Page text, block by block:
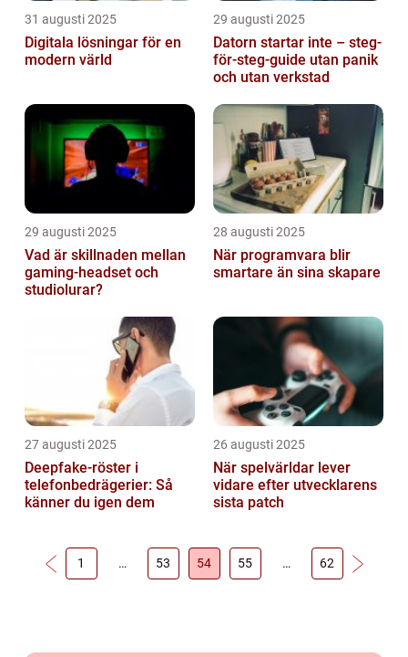
31 augusti 2025
Digitala lösningar för en
modern värld
29 augusti 2025
Datorn startar inte – steg-
för-steg-guide utan panik
och utan verkstad
29 augusti 2025
Vad är skillnaden mellan
gaming-headset och
studiolurar?
28 augusti 2025
När programvara blir
smartare än sina skapare
27 augusti 2025
Deepfake-röster i
telefonbedrägerier: Så
känner du igen dem
26 augusti 2025
När spelvärldar lever
vidare efter utvecklarens
sista patch
1 … 53 54 55 … 62